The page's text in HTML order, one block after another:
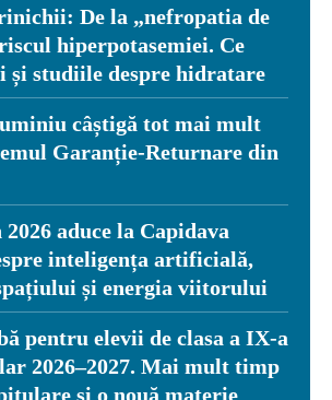
De la „nefropatia de
hiperpotasemiei. Ce
și studiile despre hidratare
câștigă tot mai mult
Garanție-Returnare din
aduce la Capidava
inteligența artificială,
și energia viitorului
pentru elevii de clasa a IX-a
2026–2027. Mai mult timp
și o nouă materie